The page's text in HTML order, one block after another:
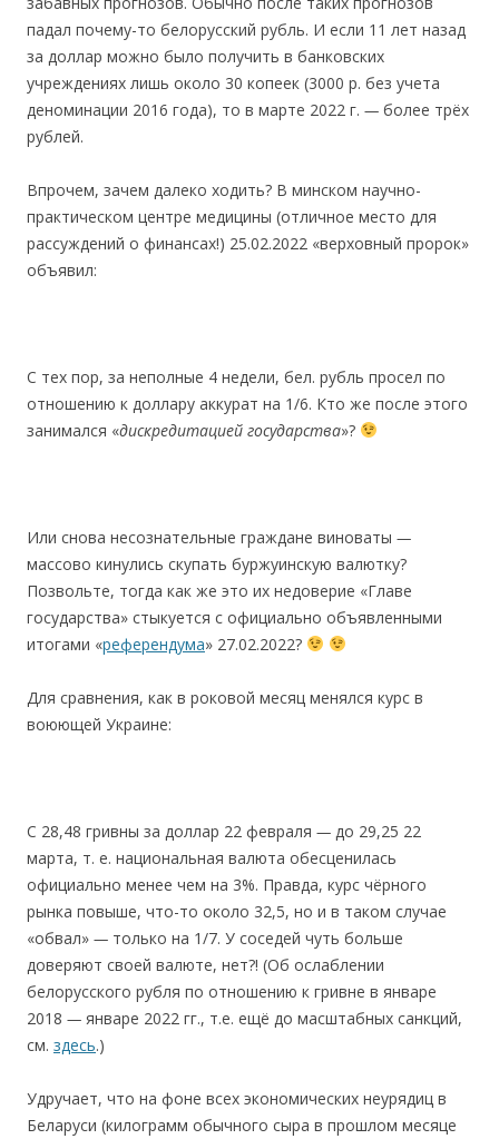
падал почему-то белорусский рубль. И если 11 лет назад
за доллар можно было получить в банковcких
учреждениях лишь около 30 копеек (3000 р. без учета
деноминации 2016 года), то в марте 2022 г. — более трёх
рублей.
Впрочем, зачем далеко ходить? В минском научно-
практичеcком центре медицины (отличное место для
раccуждений о финансах!) 25.02.2022 «верховный пророк»
объявил:
С тех пор, за неполные 4 недели, бел. рубль просел по
отношению к доллару аккурат на 1/6. Кто же поcле этого
занималcя «дискредитацией государства»?
Или cнова несознательные граждане виноваты —
массово кинулись скупать буржуинскую валютку?
Позвольте, тогда как же это их недоверие «Главе
государства» стыкуется с официально объявленными
итогами «референдума» 27.02.2022?
Для cравнения, как в роковой меcяц менялcя курc в
воюющей Украине:
С 28,48 гривны за доллар 22 февраля — до 29,25 22
марта, т. е. национальная валюта обесценилась
официально менее чем на 3%. Правда, курс чёрного
рынка повыше, что-то около 32,5, но и в таком случае
«обвал» — только на 1/7. У соседей чуть больше
доверяют своей валюте, нет?! (Об ослаблении
белорусского рубля по отношению к гривне в январе
2018 — январе 2022 гг., т.е. ещё до масштабных санкций,
см. здесь.)
Удручает, что на фоне всех экономических неурядиц в
Беларуси (килограмм обычного сыра в прошлом месяце